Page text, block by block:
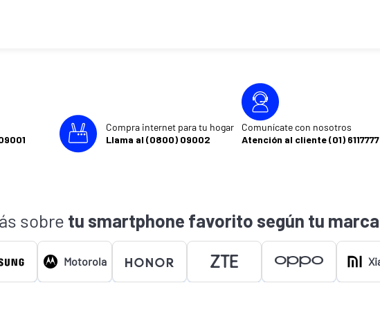
Compra internet para tu hogar
Llama al (0800) 09002
Comunícate con nosotros
Atención al cliente (01) 6117777
sobre tu smartphone favorito según tu marca
Motorola